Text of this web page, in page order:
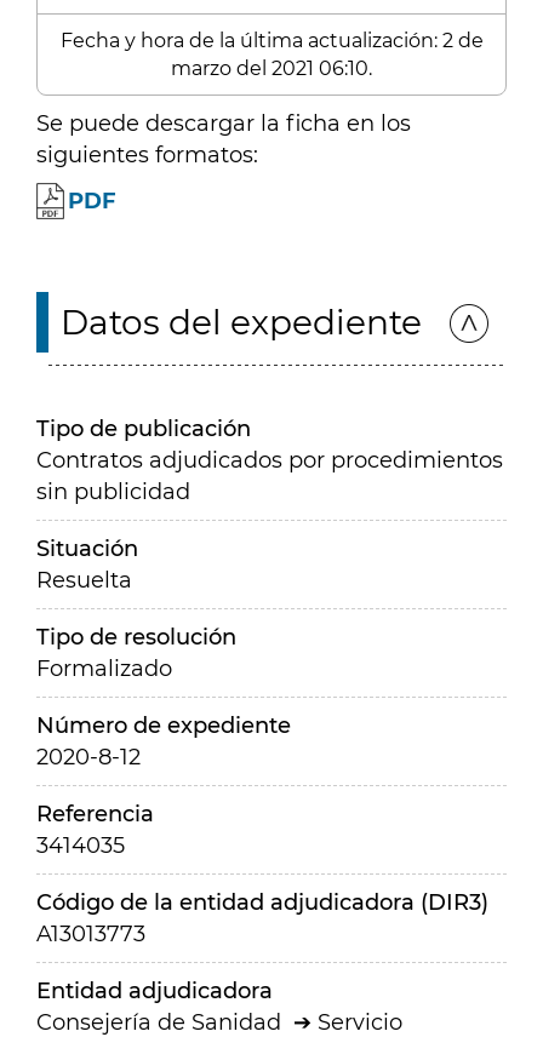
Fecha y hora de la última actualización: 2 de
marzo del 2021 06:10.
Se puede descargar la ficha en los
siguientes formatos:
PDF
Datos del expediente
Tipo de publicación
Contratos adjudicados por procedimientos
sin publicidad
Situación
Resuelta
Tipo de resolución
Formalizado
Número de expediente
2020-8-12
Referencia
3414035
Código de la entidad adjudicadora (DIR3)
A13013773
Entidad adjudicadora
Consejería de Sanidad
Servicio